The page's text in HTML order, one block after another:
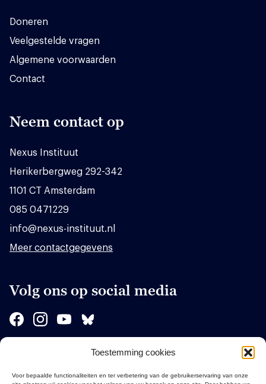
Toestemming cookies
Voor bepaalde functionaliteiten en ter verbetering van de gebruikerservaring van onze
Doneren
Veelgestelde vragen
Algemene voorwaarden
Contact
Neem contact op
Nexus Instituut
Herikerbergweg 292-342
1101 CT Amsterdam
085 0471229
info@nexus-instituut.nl
Meer contactgegevens
Volg ons op social media